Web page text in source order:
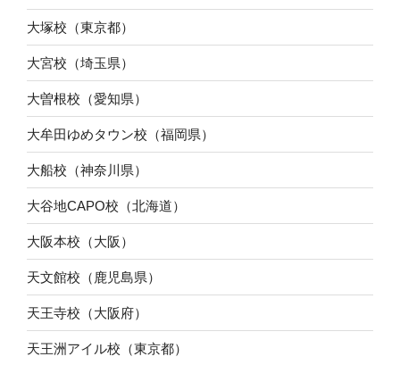
大塚校（東京都）
大宮校（埼玉県）
大曽根校（愛知県）
大牟田ゆめタウン校（福岡県）
大船校（神奈川県）
大谷地CAPO校（北海道）
大阪本校（大阪）
天文館校（鹿児島県）
天王寺校（大阪府）
天王洲アイル校（東京都）